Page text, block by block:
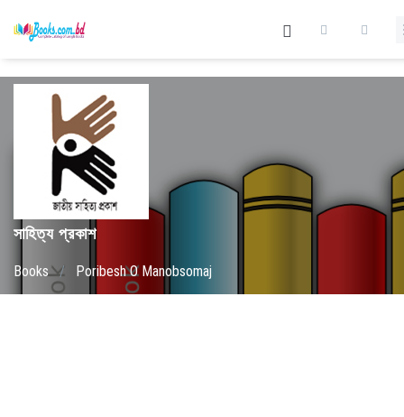
সাহিত্য প্রকাশ
Books / Poribesh O Manobsomaj